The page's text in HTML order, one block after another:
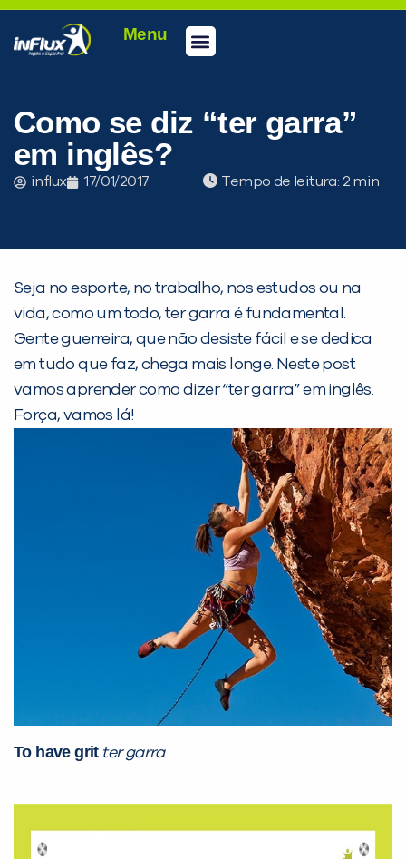
Menu
Como se diz “ter garra”
em inglês?
influx 17/01/2017 Tempo de leitura:
Seja no esporte, no trabalho, nos estudos ou na
vida, como um todo, ter garra é fundamental.
Gente guerreira, que não desiste fácil e se dedica
em tudo que faz, chega mais longe. Neste post
vamos aprender como dizer “ter garra” em inglês.
Força, vamos lá!
To have gritter garra
PEÇA UMA DEMONSTRAÇÃO DE MÉTODO
Desculpe!
Não encontramos nenhuma unidade
inFlux nesta cidade ou bairro que
você digitou.